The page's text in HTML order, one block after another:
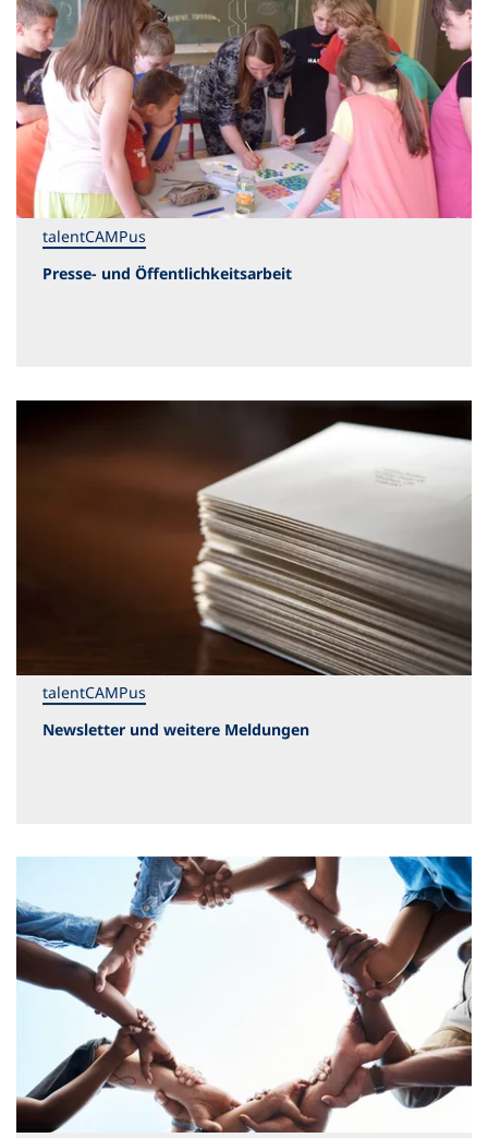
talentCAMPus
Presse- und Öffentlichkeitsarbeit
talentCAMPus
Newsletter und weitere Meldungen